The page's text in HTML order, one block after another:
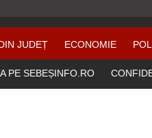
JUDEȚ ECONOMIE
PE SEBEȘINFO.RO